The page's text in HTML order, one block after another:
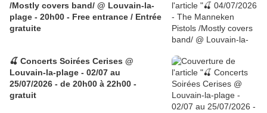
/Mostly covers band/ @ Louvain-la-
plage - 20h00 - Free entrance / Entrée
gratuite
🍒 Concerts Soirées Cerises @
Louvain-la-plage - 02/07 au
25/07/2026 - de 20h00 à 22h00 -
gratuit